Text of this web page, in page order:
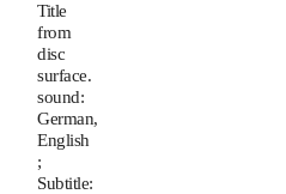
Title
from
disc
surface.
sound:
German,
English
;
Subtitle: